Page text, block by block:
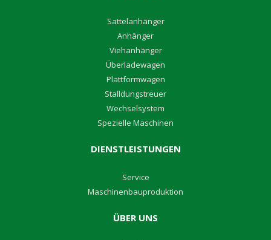
Sattelanhänger
Anhänger
Viehanhänger
Überladewagen
Plattformwagen
Stalldungstreuer
Wechselsystem
Spezielle Maschinen
DIENSTLEISTUNGEN
Service
Maschinenbauproduktion
ÜBER UNS